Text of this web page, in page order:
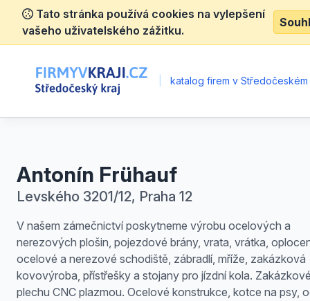
Tato stránka používá cookies na vylepšení
vašeho uživatelského zážitku.
katalog firem v Středočeském
Antonín Frühauf
Levského 3201/12, Praha 12
V našem zámečnictví poskytneme výrobu ocelových a
nerezových plošin, pojezdové brány, vrata, vrátka,
ocelové a nerezové schodiště, zábradlí, mříže, zakázková
kovovýroba, přístřešky a stojany pro jízdní kola.
plechu CNC plazmou. Ocelové konstrukce, kotce na psy,